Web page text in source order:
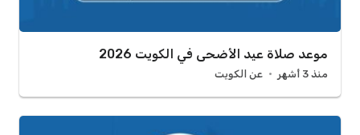
موعد صلاة عيد الأضحى في الكويت 2026
منذ 3 أشهر عن الكويت